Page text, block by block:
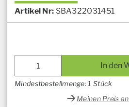
Artikel Nr: SBA322031451
In den
Mindestbestellmenge: 1 Stück
Meinen Preis